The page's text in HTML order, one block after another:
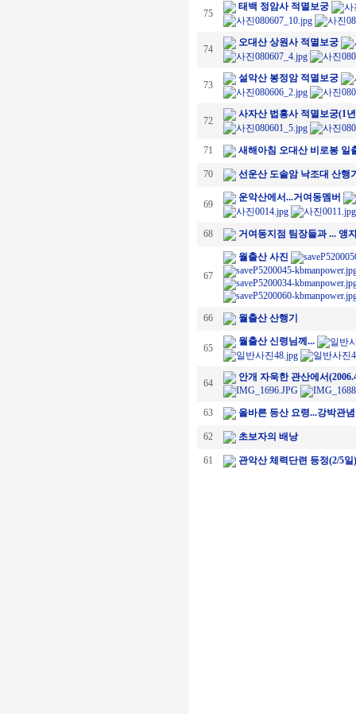
75
태백 정암사 적멸보궁
74
오대산 상원사 적멸보궁
73
설악산 봉정암 적멸보궁
72
사자산 법흥사 적멸보궁(1
71 새해아침 오대산 비로봉 일
70 선운산 도솔암 낙조대 산행
69
운악산에서...거여동멤버
68 거여동지점 팀장들과 ... 앵
67
월출산 사진
66 월출산 산행기
65
월출산 신령님께...
64
안개 자욱한 관산에서
63 올바른 등산 요령...강박관
62 초보자의 배낭
61 관악산 체력단련 등정(2/5일)